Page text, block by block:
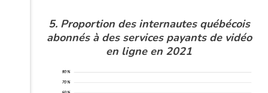
5. Proportiondes internautes québécois
abonnésà des services payants de vidéo
en ligne en 2021